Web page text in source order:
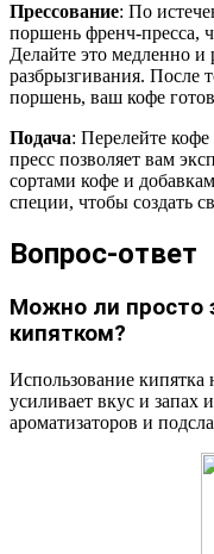
Прессование: По
поршень френч-пресса,
Делайте это медленно
разбрызгивания. После
поршень, ваш кофе
Подача: Перелейте
пресс позволяет вам
сортами кофе и
специи, чтобы создать
Вопрос-ответ
Можно ли просто
кипятком?
Использование кипятка
усиливает вкус и запах
ароматизаторов и